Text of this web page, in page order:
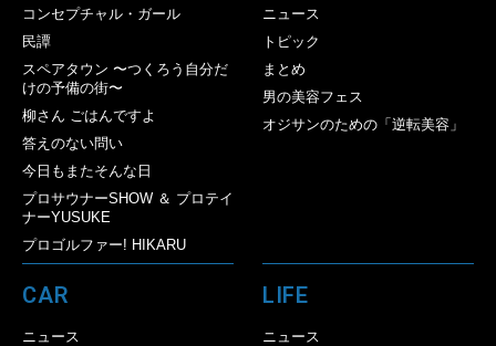
コンセプチャル・ガール
民譚
スペアタウン 〜つくろう自分だ
けの予備の街〜
柳さん ごはんですよ
答えのない問い
今日もまたそんな日
プロサウナーSHOW ＆ プロテイ
ナーYUSUKE
プロゴルファー! HIKARU
ニュース
トピック
まとめ
男の美容フェス
オジサンのための「逆転美容」
CAR
ニュース
LIFE
ニュース